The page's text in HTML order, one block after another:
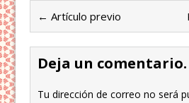
← Artículo previo
Deja un comentario.
Tu dirección de correo no será